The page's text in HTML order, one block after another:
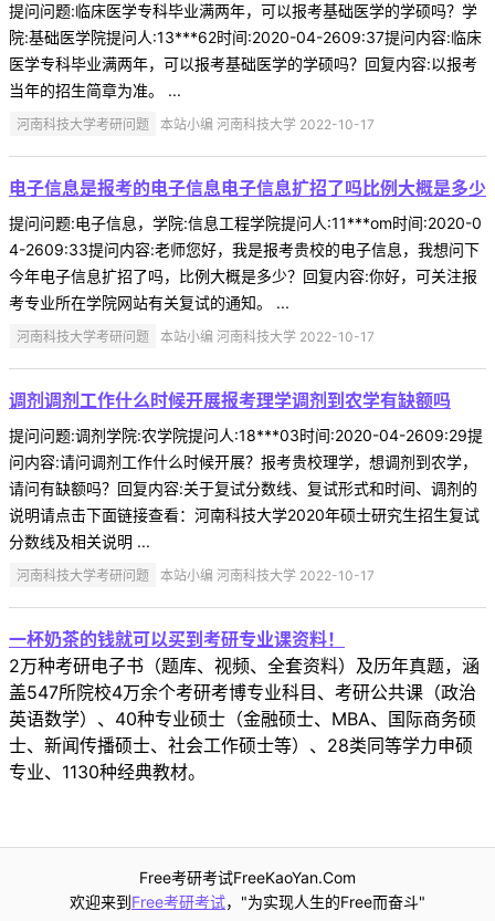
提问问题:临床医学专科毕业满两年，可以报考基础医学的学硕吗？学
院:基础医学院提问人:13***62时间:2020-04-2609:37提问内容:临床
医学专科毕业满两年，可以报考基础医学的学硕吗？回复内容:以报考
当年的招生简章为准。 ...
河南科技大学考研问题 本站小编 河南科技大学 2022-10-17
电子信息是报考的电子信息电子信息扩招了吗比例大概是多少
提问问题:电子信息，学院:信息工程学院提问人:11***om时间:2020-0
4-2609:33提问内容:老师您好，我是报考贵校的电子信息，我想问下
今年电子信息扩招了吗，比例大概是多少？回复内容:你好，可关注报
考专业所在学院网站有关复试的通知。 ...
河南科技大学考研问题 本站小编 河南科技大学 2022-10-17
调剂调剂工作什么时候开展报考理学调剂到农学有缺额吗
提问问题:调剂学院:农学院提问人:18***03时间:2020-04-2609:29提
问内容:请问调剂工作什么时候开展？报考贵校理学，想调剂到农学，
请问有缺额吗？回复内容:关于复试分数线、复试形式和时间、调剂的
说明请点击下面链接查看：河南科技大学2020年硕士研究生招生复试
分数线及相关说明 ...
河南科技大学考研问题 本站小编 河南科技大学 2022-10-17
一杯奶茶的钱就可以买到考研专业课资料！
2万种考研电子书（题库、视频、全套资料）及历年真题，涵
盖547所院校4万余个考研考博专业科目、考研公共课（政治
英语数学）、40种专业硕士（金融硕士、MBA、国际商务硕
士、新闻传播硕士、社会工作硕士等）、28类同等学力申硕
专业、1130种经典教材。
Free考研考试FreeKaoYan.Com
欢迎来到Free考研考试，"为实现人生的Free而奋斗"